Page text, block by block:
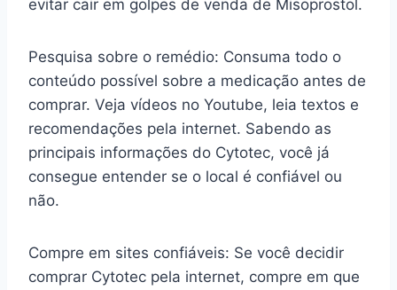
evitar cair em golpes de venda de Misoprostol.
Pesquisa sobre o remédio: Consuma todo o
conteúdo possível sobre a medicação antes de
comprar. Veja vídeos no Youtube, leia textos e
recomendações pela internet. Sabendo as
principais informações do Cytotec, você já
consegue entender se o local é confiável ou
não.
Compre em sites confiáveis: Se você decidir
comprar Cytotec pela internet, compre em que